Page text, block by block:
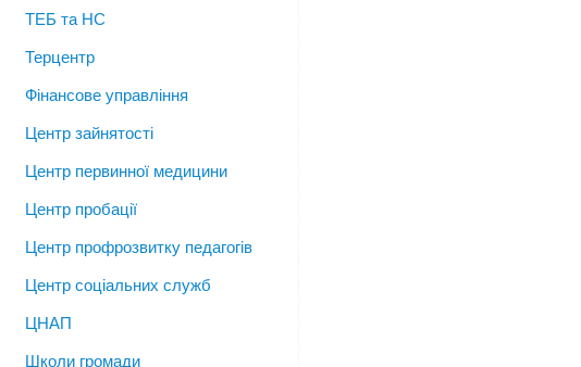
ТЕБ та НС
Терцентр
Фінансове управління
Центр зайнятості
Центр первинної медицини
Центр пробації
Центр профрозвитку педагогів
Центр соціальних служб
ЦНАП
Школи громади